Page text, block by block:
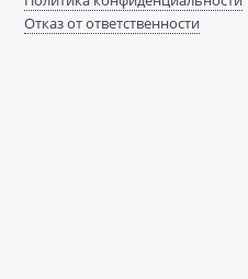
Отказ от ответственности